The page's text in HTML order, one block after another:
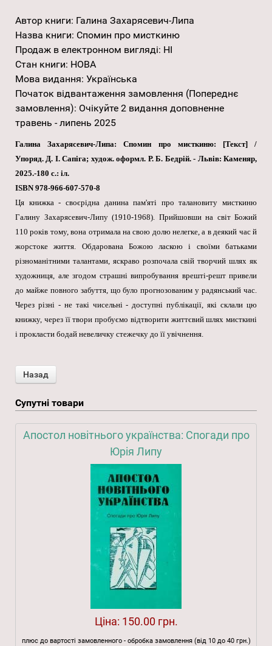
Автор книги: Галина Захарясевич-Липа
Назва книги: Спомин про мисткиню
Продаж в електронном вигляді: НІ
Стан книги: НОВА
Мова видання: Українська
Початок відвантаження замовлення (Попереднє
замовлення): Очікуйте 2 видання доповненне
травень - липень 2025
Галина Захарясевич-Липа: Спомин про мисткиню: [Текст] /
Упоряд. Д. І. Сапіга; худож. оформл. Р. Б. Бедрій. - Львів: Каменяр,
2025.-180 с.: іл.
ISBN 978-966-607-570-8
Ця книжка - своєрідна данина пам'яті про талановиту мисткиню
Галину Захарясевич-Липу (1910-1968). Прийшовши на світ Божий
110 років тому, вона отримала на свою долю нелегке, а в деякий час й
жорстоке життя. Обдарована Божою ласкою і своїми батьками
різноманітними талантами, яскраво розпочала свій творчий шлях як
художниця, але згодом страшні випробування врешті-решт привели
до майже повного забуття, що було прогнозованим у радянський час.
Через різні - не такі чисельні - доступні публікації, які склали цю
книжку, через її твори пробуємо відтворити життєвий шлях мисткині
і прокласти бодай невеличку стежечку до її увічнення.
Супутні товари
Апостол новітнього українства: Спогади про
Юрія Липу
Ціна: 150.00 грн.
плюс до вартості замовленного - обробка замовлення (від 10 до 40 грн.)